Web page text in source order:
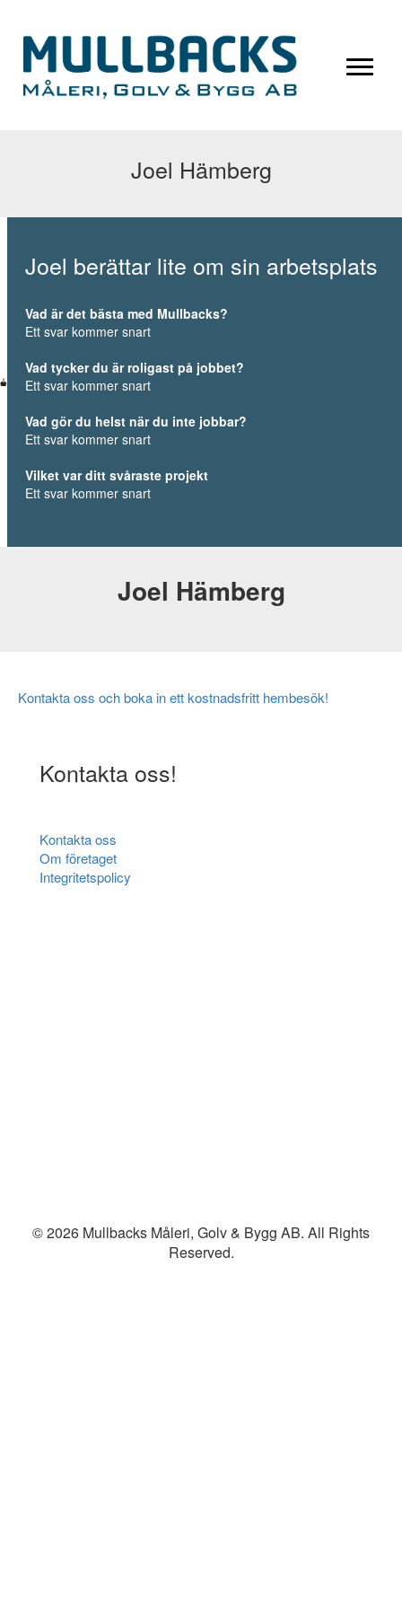
Joel Hämberg
Joel berättar lite om sin arbetsplats
Vad är det bästa med Mullbacks?
Ett svar kommer snart
Vad tycker du är roligast på jobbet?
Ett svar kommer snart
Vad gör du helst när du inte jobbar?
Ett svar kommer snart
Vilket var ditt svåraste projekt
Ett svar kommer snart
Joel Hämberg
Kontakta oss och boka in ett kostnadsfritt hembesök!
Kontakta oss!
Kontakta oss
Om företaget
Integritetspolicy
© 2026 Mullbacks Måleri, Golv & Bygg AB. All Rights
Reserved.